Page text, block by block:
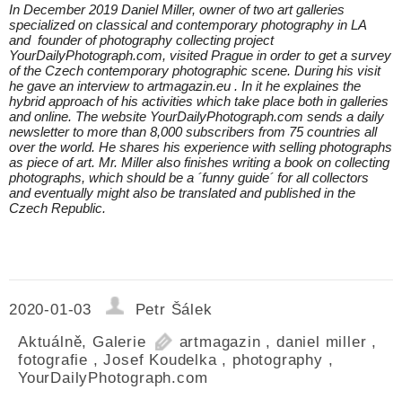
In December 2019 Daniel Miller, owner of two art galleries
specialized on classical and contemporary photography in LA
and founder of photography collecting project
YourDailyPhotograph.com, visited Prague in order to get a survey
of the Czech contemporary photographic scene. During his visit
he gave an interview to artmagazin.eu . In it he explaines the
hybrid approach of his activities which take place both in galleries
and online. The website YourDailyPhotograph.com sends a daily
newsletter to more than 8,000 subscribers from 75 countries all
over the world. He shares his experience with selling photographs
as piece of art. Mr. Miller also finishes writing a book on collecting
photographs, which should be a ´funny guide´ for all collectors
and eventually might also be translated and published in the
Czech Republic.
2020-01-03
Petr Šálek
Aktuálně, Galerie artmagazin ,daniel miller ,
fotografie ,Josef Koudelka, photography ,
YourDailyPhotograph.com